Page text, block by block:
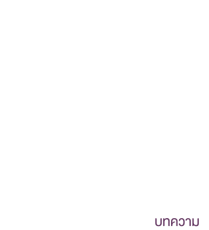
บทความ